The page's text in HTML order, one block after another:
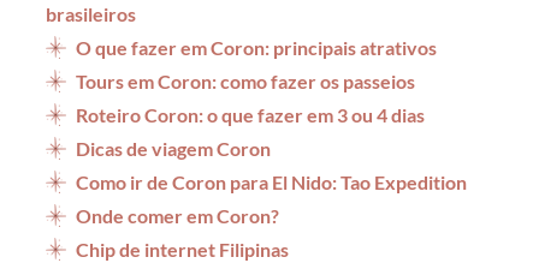
brasileiros
O que fazer em Coron: principais atrativos
Tours em Coron: como fazer os passeios
Roteiro Coron: o que fazer em 3 ou 4 dias
Dicas de viagem Coron
Como ir de Coron para El Nido: Tao Expedition
Onde comer em Coron?
Chip de internet Filipinas